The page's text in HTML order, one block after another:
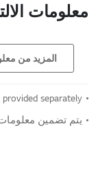
معلومات
المزيد من
separately.
يتم تضمين